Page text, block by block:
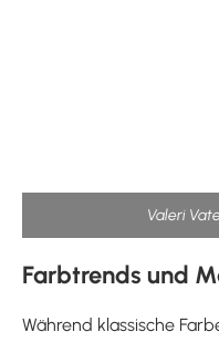
Valeri
Farbtrends und
Während klassische